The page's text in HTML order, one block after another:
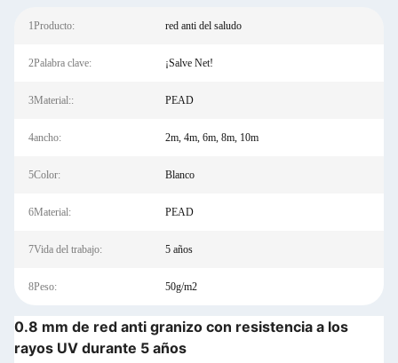
1Producto: red anti del saludo
2Palabra clave: ¡Salve Net!
3Material:: PEAD
4ancho: 2m, 4m, 6m, 8m, 10m
5Color: Blanco
6Material: PEAD
7Vida del trabajo: 5 años
8Peso: 50g/m2
0.8 mm de red anti granizo con resistencia a los
rayos UV durante 5 años